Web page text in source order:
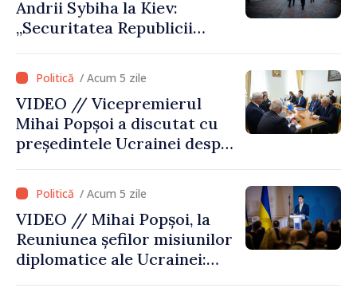
Andrii Sybiha la Kiev:
„Securitatea Republicii
de securitatea Ucrainei”
/ Acum 5 zile
VIDEO // Vicepremierul
Mihai Popșoi a discutat cu
președintele Ucrainei despre
hidrologice din bazinul
râului Nistru și proiecte
comune în infrastructură și
energie
/ Acum 5 zile
VIDEO // Mihai Popșoi, la
Reuniunea șefilor misiunilor
diplomatice ale Ucrainei: